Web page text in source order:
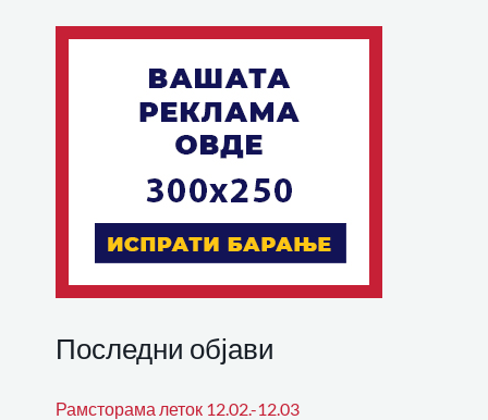
Последни објави
Рамсторама леток 12.02.-12.03